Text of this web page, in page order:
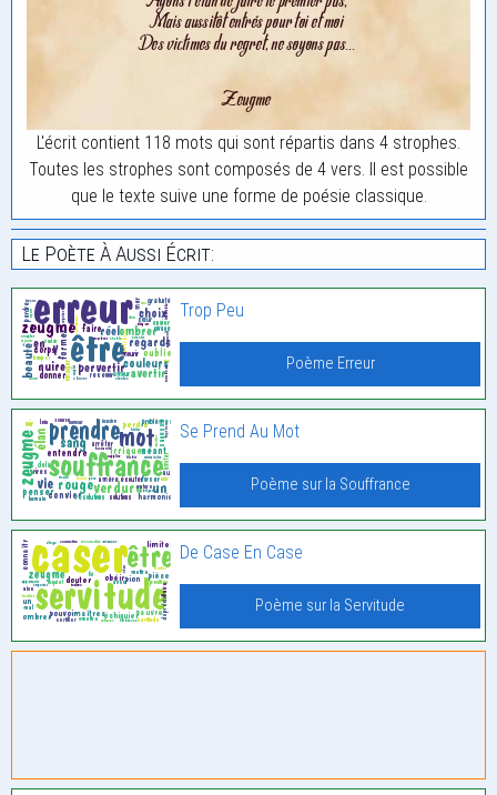
L'écrit contient 118 mots qui sont répartis dans 4 strophes.
Toutes les strophes sont composés de 4 vers. Il est possible
que le texte suive une forme de poésie classique.
Le Poète À Aussi Écrit:
Trop Peu
Poème Erreur
Se Prend Au Mot
Poème sur la Souffrance
De Case En Case
Poème sur la Servitude